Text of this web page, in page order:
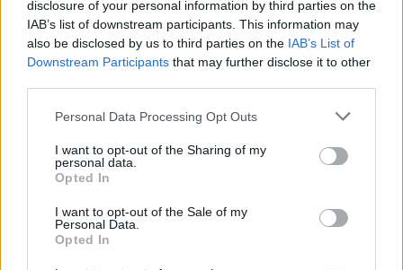
disclosure of your personal information by third parties on the
IAB’s list of downstream participants. This information may
also be disclosed by us to third parties on the IAB’s List of
Downstream Participants that may further disclose it to other
Personal Data Processing Opt Outs
I want to opt-out of the Sharing of my
personal data.
Opted In
I want to opt-out of the Sale of my
Personal Data.
Opted In
Όλες οι Θέσεις Εργασίας
Θέσεις Εργασίας ανά Εταιρεία